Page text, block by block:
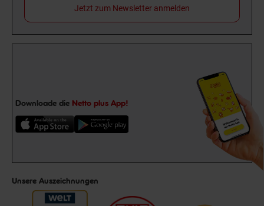
Jetzt zum Newsletter anmelden
Downloade die Netto plus App!
Unsere Auszeichnungen